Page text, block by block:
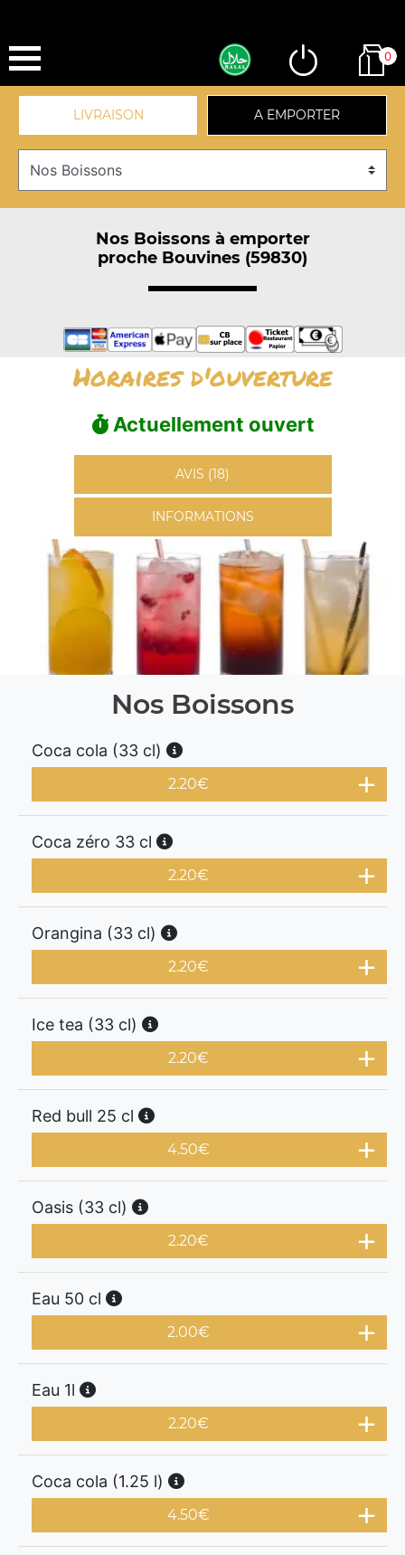
0
LIVRAISON A EMPORTER
Nos Boissons à emporter
proche Bouvines (59830)
Horaires d'ouverture
Actuellement ouvert
AVIS (18)
INFORMATIONS
Nos Boissons
Coca cola (33 cl)
2.20€
Coca zéro 33 cl
2.20€
Orangina (33 cl)
2.20€
Ice tea (33 cl)
2.20€
Red bull 25 cl
4.50€
Oasis (33 cl)
2.20€
Eau 50 cl
2.00€
Eau 1l
2.20€
Coca cola (1.25 l)
4.50€